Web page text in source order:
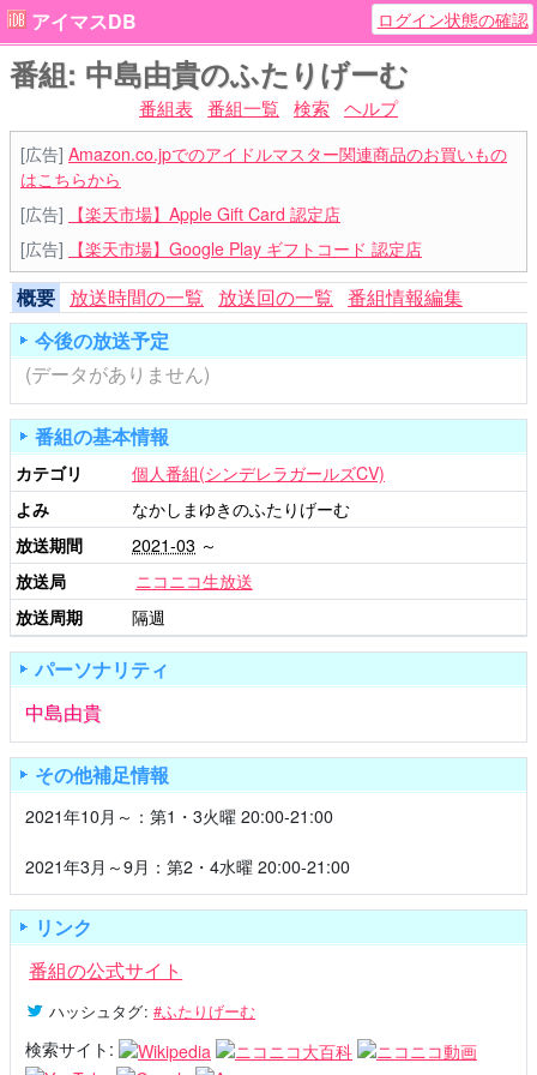
アイマスDB ログイン状態の確認
番組: 中島由貴のふたりげーむ
番組表 番組一覧 検索 ヘルプ
[広告] Amazon.co.jpでのアイドルマスター関連商品のお買いもの
はこちらから
[広告]
【楽天市場】Apple Gift Card 認定店
[広告]
【楽天市場】Google Play ギフトコード 認定店
概要 放送時間の一覧 放送回の一覧 番組情報編集
今後の放送予定
(データがありません)
番組の基本情報
カテゴリ
個人番組(シンデレラガールズCV)
よみ
なかしまゆきのふたりげーむ
放送期間
2021-03 ～
放送局
ニコニコ生放送
放送周期
隔週
パーソナリティ
中島由貴
その他補足情報
2021年10月～：第1・3火曜 20:00-21:00
2021年3月～9月：第2・4水曜 20:00-21:00
リンク
番組の公式サイト
ハッシュタグ: #ふたりげーむ
検索サイト: